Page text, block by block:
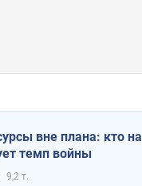
вне плана: кто на
темп войны
9,2 т.